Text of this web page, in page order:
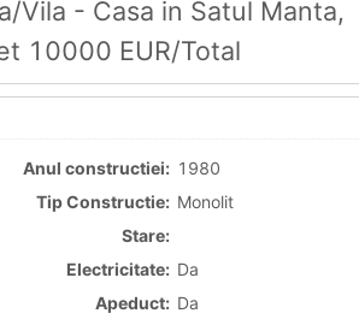
Vila - Casa in Satul Manta,
10000 EUR/Total
Anul constructiei: 1980
Tip Constructie: Monolit
Stare:
Electricitate: Da
Apeduct: Da